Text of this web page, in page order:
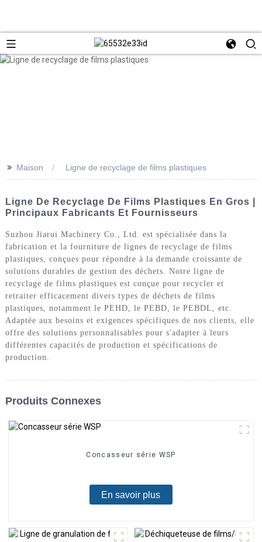
>> Maison Ligne de recyclage de films plastiques
Ligne De Recyclage De Films Plastiques En Gros |
Principaux Fabricants Et Fournisseurs
Suzhou Jiarui Machinery Co., Ltd. est spécialisée dans la
fabrication et la fourniture de lignes de recyclage de films
plastiques, conçues pour répondre à la demande croissante de
solutions durables de gestion des déchets. Notre ligne de
recyclage de films plastiques est conçue pour recycler et
retraiter efficacement divers types de déchets de films
plastiques, notamment le PEHD, le PEBD, le PEBDL, etc.
Adaptée aux besoins et exigences spécifiques de nos clients, elle
offre des solutions personnalisables pour s'adapter à leurs
différentes capacités de production et spécifications de
production.
Produits Connexes
Concasseur série WSP
En savoir plus